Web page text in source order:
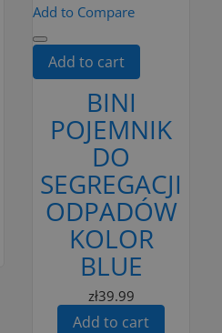
Add to Compare
Add to cart
BINI
POJEMNIK
DO
SEGREGACJI
ODPADÓW
KOLOR
BLUE
zł39.99
Add to cart